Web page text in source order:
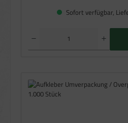
Sofort verfügbar,
Produkt Anzahl: Gib den gewünschten Wert